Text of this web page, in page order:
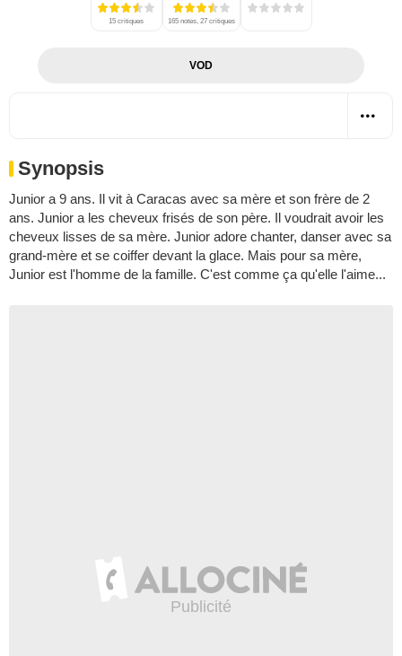
15 critiques 165 notes, 27 critiques
VOD
Synopsis
Junior a 9 ans. Il vit à Caracas avec sa mère et son frère de 2
ans. Junior a les cheveux frisés de son père. Il voudrait avoir les
cheveux lisses de sa mère. Junior adore chanter, danser avec sa
grand-mère et se coiffer devant la glace. Mais pour sa mère,
Junior est l'homme de la famille. C'est comme ça qu'elle l'aime...